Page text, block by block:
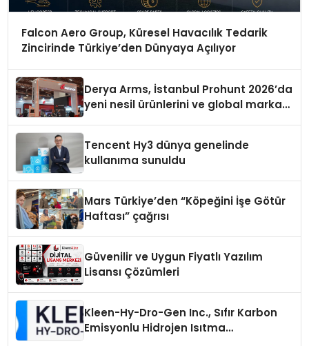
Falcon Aero Group, Küresel Havacılık Tedarik
Zincirinde Türkiye’den Dünyaya Açılıyor
Derya Arms, İstanbul Prohunt 2026’da
yeni nesil ürünlerini ve global marka
Tencent Hy3 dünya genelinde
kullanıma sunuldu
Mars Türkiye’den “Köpeğini İşe Götür
Haftası” çağrısı
Güvenilir ve Uygun Fiyatlı Yazılım
Lisansı Çözümleri
Kleen-Hy-Dro-Gen Inc., Sıfır Karbon
Emisyonlu Hidrojen Isıtma